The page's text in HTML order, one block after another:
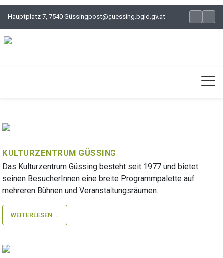
Hauptplatz 7, 7540 Güssingpost@guessing.bgld.gv.at
KULTURZENTRUM GÜSSING
Das Kulturzentrum Güssing besteht seit 1977 und bietet
seinen BesucherInnen eine breite Programmpalette auf
mehreren Bühnen und Veranstaltungsräumen.
WEITERLESEN …